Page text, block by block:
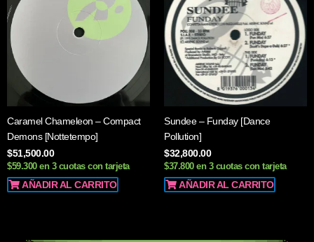
Caramel Chameleon – Compact
Demons [Nottetempo]
$51,500.00
$59.300 en 3 cuotas con tarjeta
AÑADIR AL CARRITO
Sundee – Funday [Dance
Pollution]
$32,800.00
$37.800 en 3 cuotas con tarjeta
AÑADIR AL CARRITO